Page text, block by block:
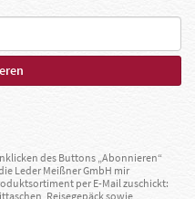
des Buttons „Abonnieren“
Leder Meißner GmbH mir
per E-Mail zuschickt:
Reisegepäck sowie